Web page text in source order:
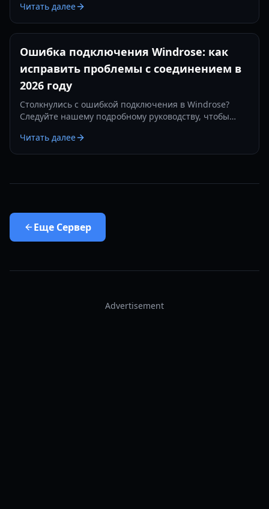
оптимизацию производительности для вашего
многопользовательского мира.
Читать далее
Ошибка подключения Windrose: как
исправить проблемы с соединением в
2026 году
Столкнулись с ошибкой подключения в Windrose?
Следуйте нашему подробному руководству, чтобы
мультиплеере и сбои аутентификации.
Читать далее
Еще Сервер
Advertisement